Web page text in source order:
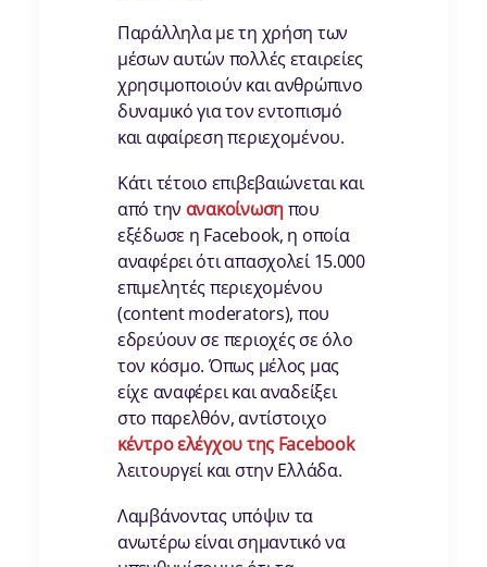
Παράλληλα με τη χρήση των
μέσων αυτών πολλές εταιρείες
χρησιμοποιούν και ανθρώπινο
δυναμικό για τον εντοπισμό
και αφαίρεση περιεχομένου.
Κάτι τέτοιο επιβεβαιώνεται και
από την ανακοίνωσηπου
εξέδωσε η Facebook, η οποία
αναφέρει ότι απασχολεί 15.000
επιμελητές περιεχομένου
(content moderators), που
εδρεύουν σε περιοχές σε όλο
τον κόσμο. Όπως μέλος μας
είχε αναφέρει και αναδείξει
στο παρελθόν, αντίστοιχο
κέντρο ελέγχου της Facebook
λειτουργεί και στην Ελλάδα.
Λαμβάνοντας υπόψιν τα
ανωτέρω είναι σημαντικό να